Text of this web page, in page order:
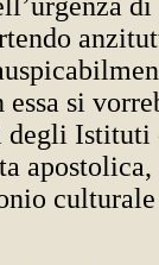
si
degli